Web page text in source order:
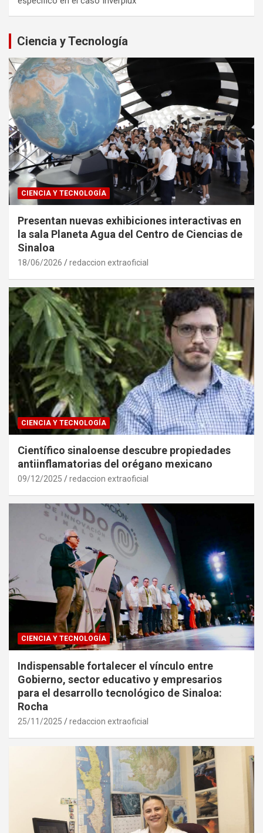
Ciencia y Tecnología
CIENCIA Y TECNOLOGÍA
Presentan nuevas exhibiciones interactivas en
la sala Planeta Agua del Centro de Ciencias de
Sinaloa
18/06/2026 redaccion extraoficial
CIENCIA Y TECNOLOGÍA
Científico sinaloense descubre propiedades
antiinflamatorias del orégano mexicano
09/12/2025 redaccion extraoficial
CIENCIA Y TECNOLOGÍA
Indispensable fortalecer el vínculo entre
Gobierno, sector educativo y empresarios
para el desarrollo tecnológico de Sinaloa:
Rocha
25/11/2025 redaccion extraoficial